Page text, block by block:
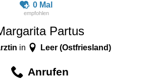
0 Mal
Partus
in Leer (Ostfriesland)
Anrufen